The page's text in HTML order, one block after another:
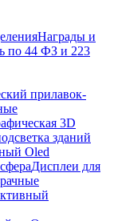
Награды и
по 44 ФЗ и 223
прилавок-
3D
зданий
Oled
Дисплеи для